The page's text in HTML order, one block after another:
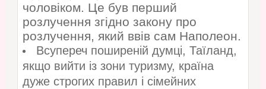
чоловіком. Це був перший
розлучення згідно закону про
розлучення, який ввів сам Наполеон.
Всупереч поширеній думці, Таїланд,
якщо вийти із зони туризму, країна
дуже строгих правил і сімейних